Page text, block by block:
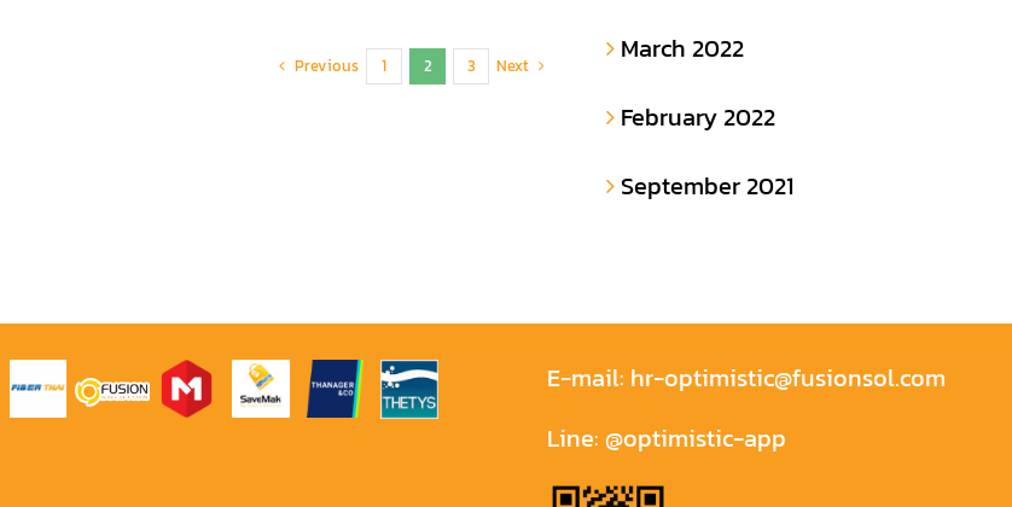
Previous 1 2 3 Next
March 2022
February 2022
September 2021
E-mail: hr-optimistic@fusionsol.com
Line: @optimistic-app